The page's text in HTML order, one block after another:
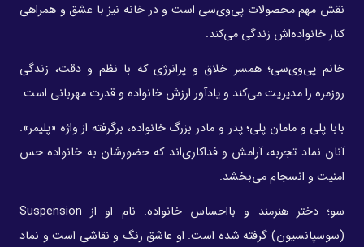
نقش مهم محصولات پی‌وی‌سی است و در خانه نیز با عشق و همراهی
کنار خانواده‌اش زندگی می‌کند.
خانم پی‌وی‌سی؛ همسر خلاق و پرانرژی که با نظم و دقت، زندگی
روزمره را مدیریت می‌کند و یادآور ارزش خانواده و قدرت مهربانی است.
بابا پلی و مامان پلی؛ پدر و مادر بزرگ خانواده، برگرفته از واژه «پلیمر».
آنان نماد تجربه، آرامش و فداکاری‌اند که حضورشان به خانواده حس
امنیت و انسجام می‌بخشد.
سو؛ دختر هنرمند و بااحساس خانواده. نام او از Suspension
(سوسپانسیون) گرفته شده است. او عاشق رنگ و نقاشی است و نماد